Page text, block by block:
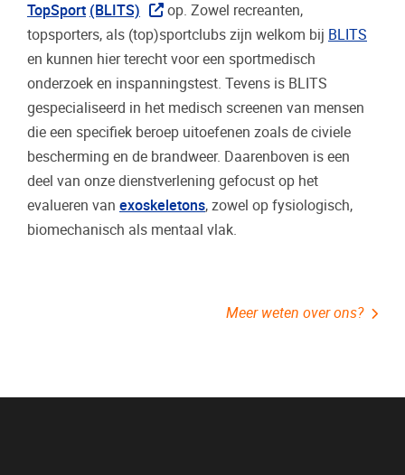
TopSport (BLITS)
op. Zowel recreanten,
topsporters, als (top)sportclubs zijn welkom bij BLITS
en kunnen hier terecht voor een sportmedisch
onderzoek en inspanningstest. Tevens is BLITS
gespecialiseerd in het medisch screenen van mensen
die een specifiek beroep uitoefenen zoals de civiele
bescherming en de brandweer. Daarenboven is een
deel van onze dienstverlening gefocust op het
evalueren van exoskeletons, zowel op fysiologisch,
biomechanisch als mentaal vlak.
Meer weten over ons?